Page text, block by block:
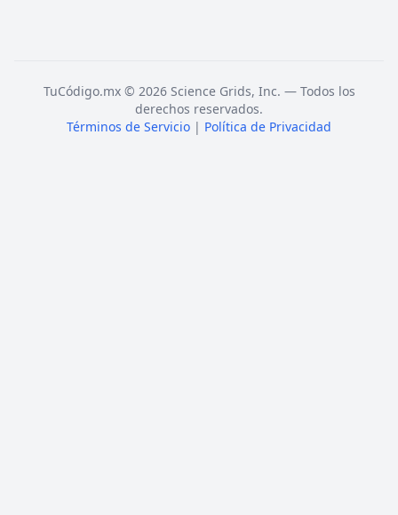
TuCódigo.mx © 2026 Science Grids, Inc. — Todos los
derechos reservados.
Términos de Servicio | Política de Privacidad